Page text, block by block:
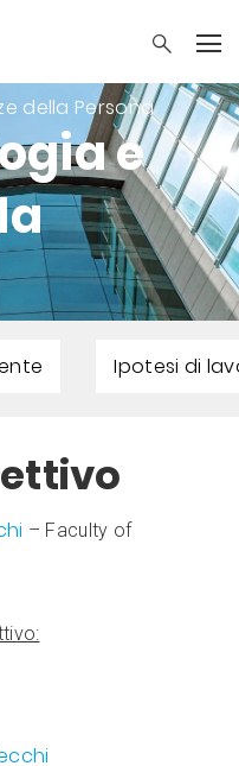
della Persona
e
Ipotesi di
– Faculty of